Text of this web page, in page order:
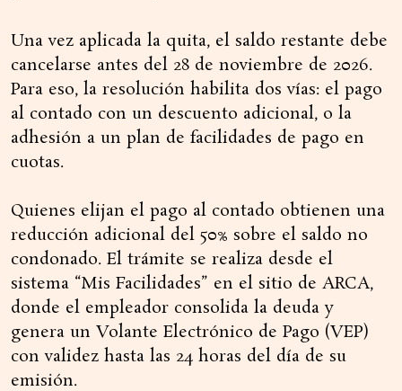
Una vez aplicada la quita, el saldo restante debe
cancelarse antes del 28 de noviembre de 2026.
Para eso, la resolución habilita dos vías: el pago
al contado con un descuento adicional, o la
adhesión a un plan de facilidades de pago en
cuotas.
Quienes elijan el pago al contado obtienen una
reducción adicional del 50% sobre el saldo no
condonado. El trámite se realiza desde el
sistema “Mis Facilidades” en el sitio de ARCA,
donde el empleador consolida la deuda y
genera un Volante Electrónico de Pago (VEP)
con validez hasta las 24 horas del día de su
emisión.